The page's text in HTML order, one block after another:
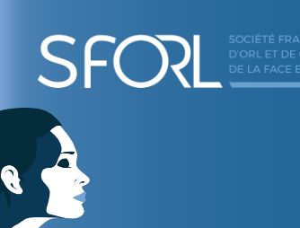
SFORL